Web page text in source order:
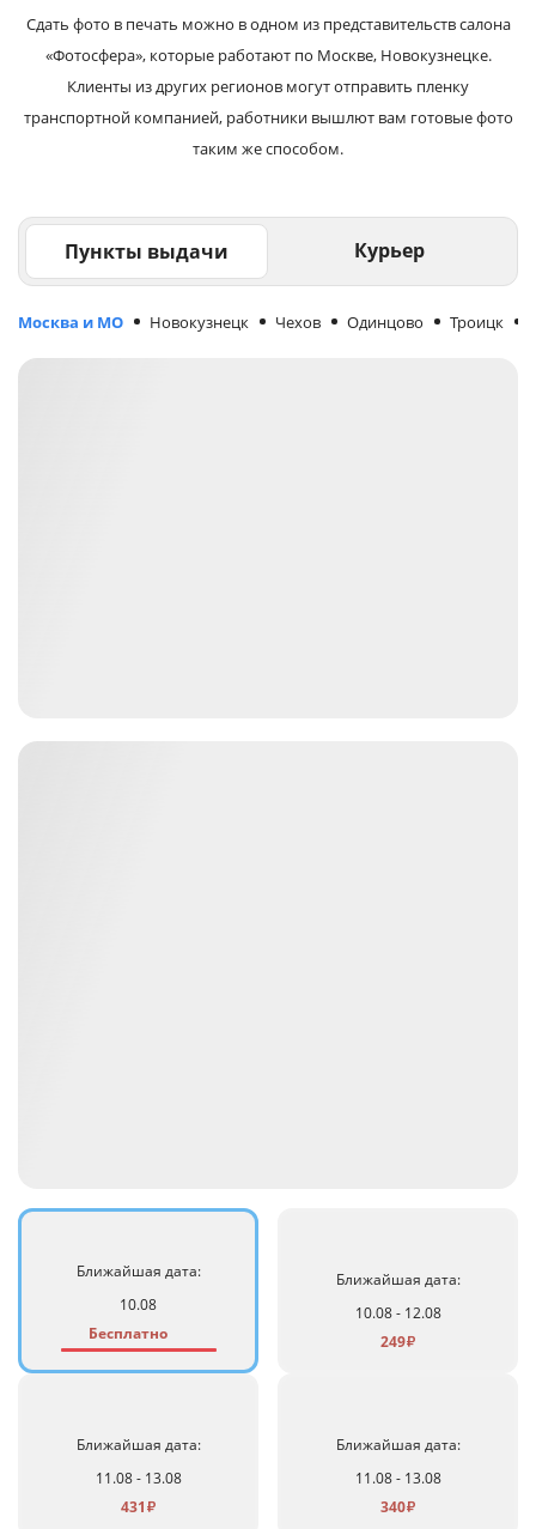
Сдать фото в печать можно в одном из представительств салона
«Фотосфера», которые работают по Москве, Новокузнецке.
Клиенты из других регионов могут отправить пленку
транспортной компанией, работники вышлют вам готовые фото
таким же способом.
Пункты выдачи Курьер
Москва и МО Новокузнецк Чехов Одинцово Троицк
Ближайшая дата:
10.08
Бесплатно
Ближайшая дата:
10.08 - 12.08
249₽
Ближайшая дата:
11.08 - 13.08
431 ₽
Ближайшая дата:
11.08 - 13.08
340₽